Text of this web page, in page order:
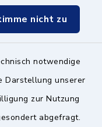
nicht zu
notwendige
Darstellung unserer
zur Nutzung
abgefragt.